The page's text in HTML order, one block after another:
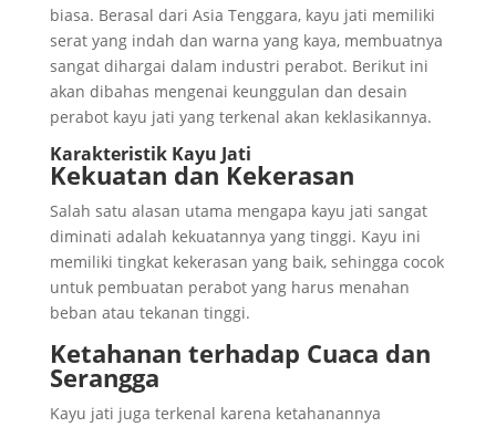
biasa. Berasal dari Asia Tenggara, kayu jati memiliki
serat yang indah dan warna yang kaya, membuatnya
sangat dihargai dalam industri perabot. Berikut ini
akan dibahas mengenai keunggulan dan desain
perabot kayu jati yang terkenal akan keklasikannya.
Karakteristik Kayu Jati
Kekuatan dan Kekerasan
Salah satu alasan utama mengapa kayu jati sangat
diminati adalah kekuatannya yang tinggi. Kayu ini
memiliki tingkat kekerasan yang baik, sehingga cocok
untuk pembuatan perabot yang harus menahan
beban atau tekanan tinggi.
Ketahanan terhadap Cuaca dan
Serangga
Kayu jati juga terkenal karena ketahanannya